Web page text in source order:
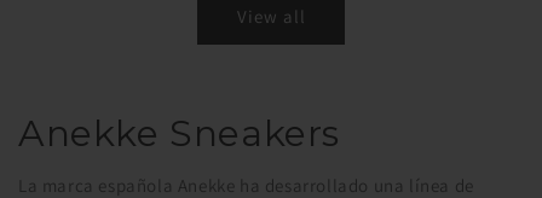
View all
Anekke Sneakers
La marca española Anekke ha desarrollado una línea de